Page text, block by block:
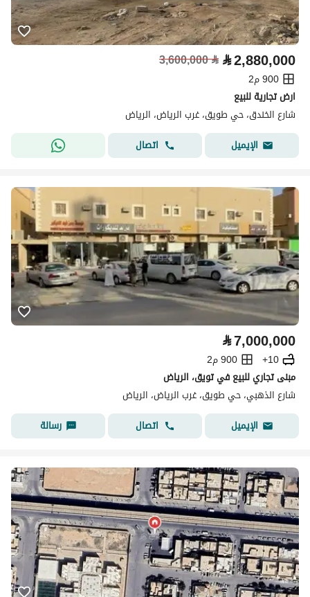
⃁2,880,000
⃁
3,600,000
900 م2
ارض تجارية للبيع
شارع الخندق، حي طويق، غرب الرياض، الرياض
الإيميل
اتصال
⃁7,000,000
10+
900 م2
مبنى تجاري للبيع في تويق، الرياض
شارع الذهبي، حي طويق، غرب الرياض، الرياض
الإيميل
اتصال رسالة